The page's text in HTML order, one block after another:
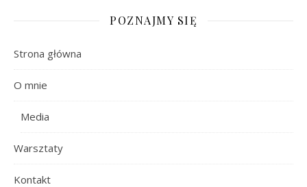
POZNAJMY SIĘ
Strona główna
O mnie
Media
Warsztaty
Kontakt